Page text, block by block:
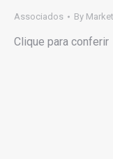
Associados By
Clique para conferir